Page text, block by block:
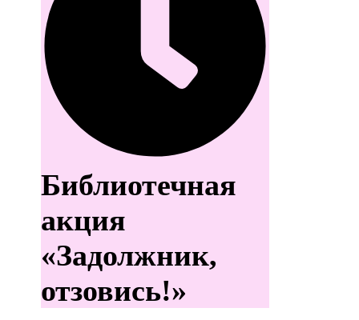
Библиотечная
акция
«Задолжник,
отзовись!»